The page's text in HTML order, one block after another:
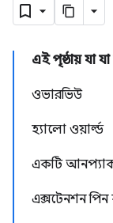
এই পৃষ্ঠায় যা
ওভারভিউ
হ্যালো ওয়ার্ল্ড
একটি
এক্সটেনশন